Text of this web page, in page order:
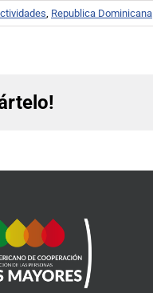
Republica Dominicana